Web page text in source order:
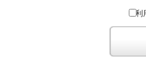
これに反対するための政治教育その他の
これに反対するための宗教教育その他
自らの団体の活動をアピールする活動等)
利